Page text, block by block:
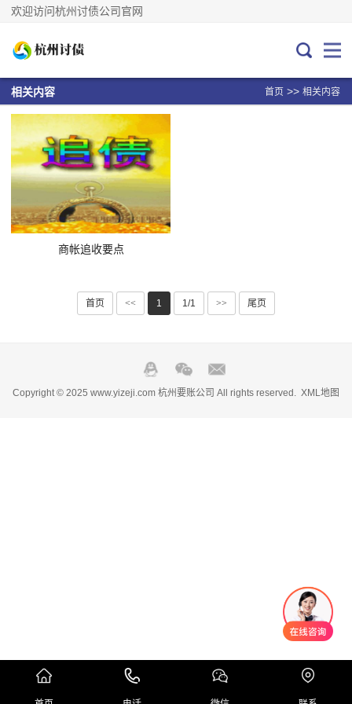
欢迎访问杭州讨债公司官网
首页 >> 相关内容
相关内容
商帐追收要点
首页 << 1 1/1 >> 尾页
Copyright © 2025 www.yizeji.com 杭州要账公司 All rights reserved. XML地图